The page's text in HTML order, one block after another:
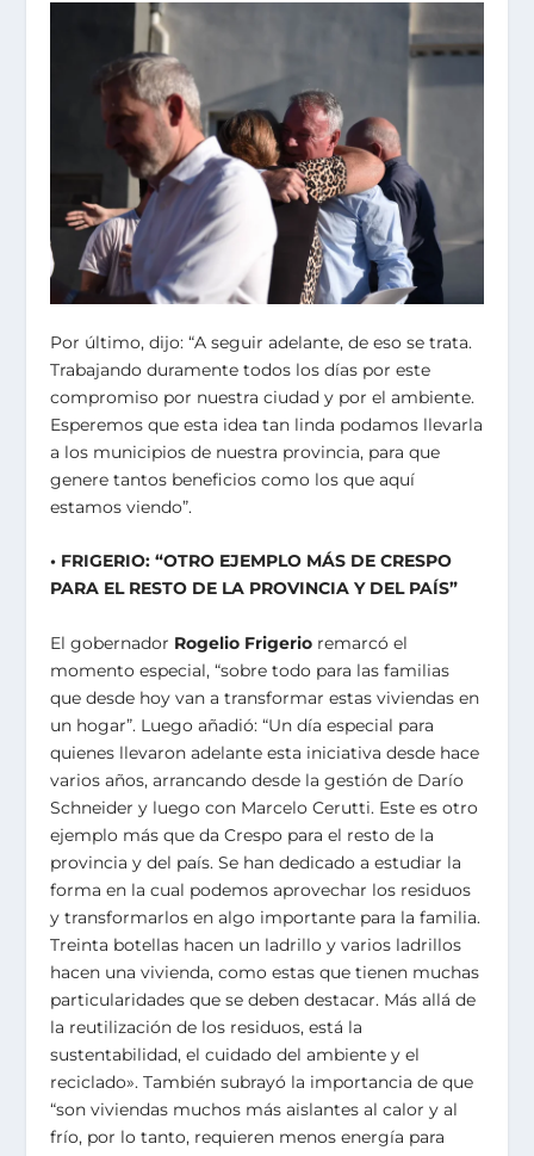
Por último, dijo: “A seguir adelante, de eso se trata.
Trabajando duramente todos los días por este
compromiso por nuestra ciudad y por el ambiente.
Esperemos que esta idea tan linda podamos llevarla
a los municipios de nuestra provincia, para que
genere tantos beneficios como los que aquí
estamos viendo”.
• FRIGERIO: “OTRO EJEMPLO MÁS DE CRESPO
PARA EL RESTO DE LA PROVINCIA Y DEL PAÍS”
El gobernador Rogelio Frigerio remarcó el
momento especial, “sobre todo para las familias
que desde hoy van a transformar estas viviendas en
un hogar”. Luego añadió: “Un día especial para
quienes llevaron adelante esta iniciativa desde hace
varios años, arrancando desde la gestión de Darío
Schneider y luego con Marcelo Cerutti. Este es otro
ejemplo más que da Crespo para el resto de la
provincia y del país. Se han dedicado a estudiar la
forma en la cual podemos aprovechar los residuos
y transformarlos en algo importante para la familia.
Treinta botellas hacen un ladrillo y varios ladrillos
hacen una vivienda, como estas que tienen muchas
particularidades que se deben destacar. Más allá de
la reutilización de los residuos, está la
sustentabilidad, el cuidado del ambiente y el
reciclado». También subrayó la importancia de que
“son viviendas muchos más aislantes al calor y al
frío, por lo tanto, requieren menos energía para